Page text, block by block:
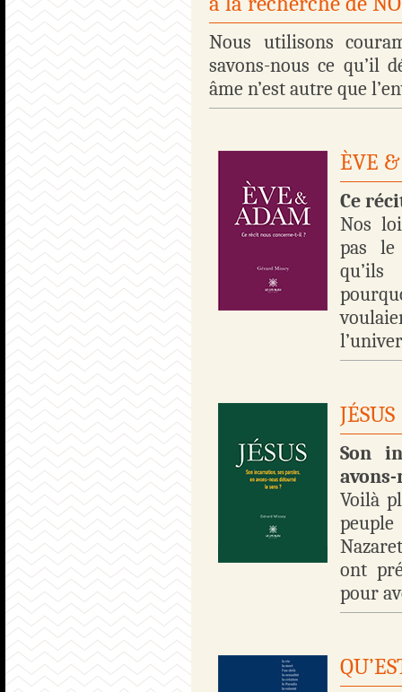
Nous utilisons
savons-nous ce qu’il
âme n’est autre que
ÈVE
Ce
Nos
pas le
qu’ils
JÉSUS
Son
Voilà
ont
pour